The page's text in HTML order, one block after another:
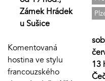
Zámek Hrádek
u Sušice
Komentovaná
hostina ve stylu
francouzského
13